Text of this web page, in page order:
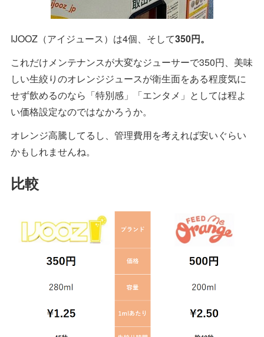
IJOOZ（アイジュース）は4個、そして350円。
これだけメンテナンスが大変なジューサーで350円、美味
しい生絞りのオレンジジュースが衛生面をある程度気に
せず飲めるのなら「特別感」「エンタメ」としては程よ
い価格設定なのではなかろうか。
オレンジ高騰してるし、管理費用を考えれば安いぐらい
かもしれませんね。
比較